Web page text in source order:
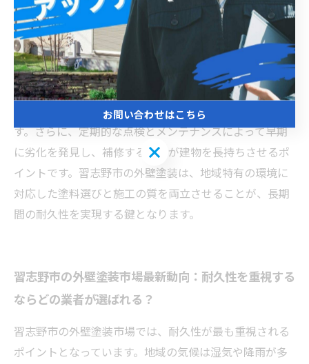
数が目安とされています。習志野市の湿度や気温変化を
考慮すると、耐久年数が長く紫外線にも強いシリコンや
フッ素塗料の使用が推奨されます。また、塗料性能を最
大限に活かすためには、施工前の外壁の劣化状況確認や
適切な下地処理が不可欠です。正しい施工を行うこと
で、塗料の耐久年数が延び、建物の保護効果が高まりま
す。さらに、定期的な点検とメンテナンスによって早期
に劣化を発見し、補修することが建物を長持ちさせるポ
イントです。習志野市の外壁塗装は、地域特有の環境に
対応した塗料選びと施工の質を両立させることが、長期
間の耐久性を実現する鍵となります。
習志野市の外壁塗装市場最新動向：耐久性を重視する
ならどの業者が選ばれる？
習志野市の外壁塗装市場では、耐久性が最も重視される
ポイントとなっています。地域の気候は湿気や降雨が多
お問い合わせはこちら
お問い合わせはこちら